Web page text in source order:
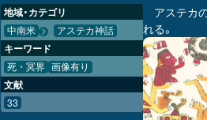
アステカ
れる。
地域・カテゴリ
中南米 アステカ神話
キーワード
死・冥界 画像有り
文献
33